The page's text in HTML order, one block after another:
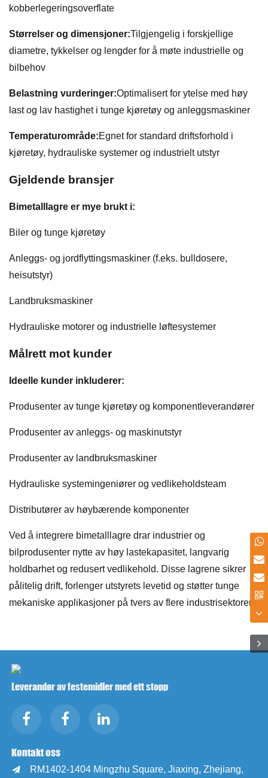
kobberlegeringsoverflate
Størrelser og dimensjoner:Tilgjengelig i forskjellige
diametre, tykkelser og lengder for å møte industrielle og
bilbehov
Belastning vurderinger:Optimalisert for ytelse med høy
last og lav hastighet i tunge kjøretøy og anleggsmaskiner
Temperaturområde:Egnet for standard driftsforhold i
kjøretøy, hydrauliske systemer og industrielt utstyr
Gjeldende bransjer
Bimetalllagre er mye brukt i:
Biler og tunge kjøretøy
Anleggs- og jordflyttingsmaskiner (f.eks. bulldosere,
heisutstyr)
Landbruksmaskiner
Hydrauliske motorer og industrielle løftesystemer
Målrett mot kunder
Ideelle kunder inkluderer:
Produsenter av tunge kjøretøy og komponentleverandører
Produsenter av anleggs- og maskinutstyr
Produsenter av landbruksmaskiner
Hydrauliske systemingeniører og vedlikeholdsteam
Distributører av høybærende komponenter
Ved å integrere bimetalllagre drar industrier og
bilprodusenter nytte av høy lastekapasitet, langvarig
holdbarhet og redusert vedlikehold. Disse lagrene sikrer
pålitelig drift, forlenger utstyrets levetid og støtter tunge
mekaniske applikasjoner på tvers av flere industrisektorer.
Leverandør av festemidler med ett stopp
Kontakt oss
 RM1402-1404 Mingzhu Square, Jiaxing, Zhejiang,